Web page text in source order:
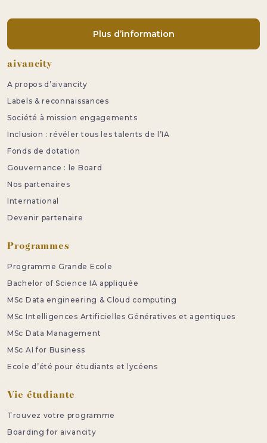
Plus d’information
Pied de page
aivancity
A propos d’aivancity
Labels & reconnaissances
Société à mission engagements
Inclusion : révéler tous les talents de l’IA
Fonds de dotation
Gouvernance : le Board
Nos partenaires
International
Devenir partenaire
Programmes
Programme Grande Ecole
Bachelor of Science IA appliquée
MSc Data engineering & Cloud computing
MSc Intelligences Artificielles Génératives et agentiques
MSc Data Management
MSc AI for Business
Ecole d’été pour étudiants et lycéens
Vie étudiante
Trouvez votre programme
Boarding for aivancity